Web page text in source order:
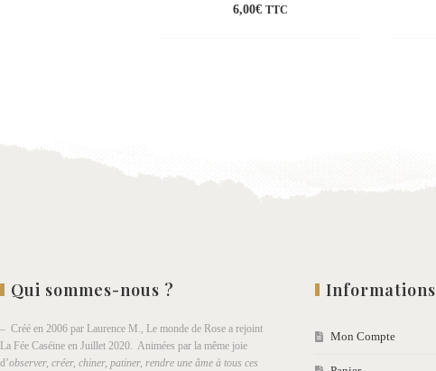
6,00€ TTC
Qui sommes-nous ?
– Créé en 2006 par Laurence M., Le monde de Rose a rejoint
La Fée Caséine en Juillet 2020. Animées par la même joie
d’observer, créer, chiner, patiner, rendre une âme à tous ces
Informations
Mon Compte